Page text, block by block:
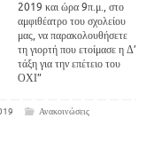
2019 και ώρα 9π.μ., στο
αμφιθέατρο του σχολείου
μας, να παρακολουθήσετε
τη γιορτή που ετοίμασε η Δ’
τάξη για την επέτειο του
ΟΧΙ”
Ανακοινώσεις